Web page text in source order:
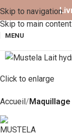
Skip to navigation
Skip to main content
MENU
Click to enlarge
Accueil Maquillage